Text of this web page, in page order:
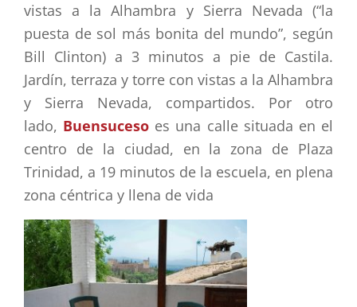
vistas a la Alhambra y Sierra Nevada (“la
puesta de sol más bonita del mundo”, según
Bill Clinton) a 3 minutos a pie de Castila.
Jardín, terraza y torre con vistas a la Alhambra
y Sierra Nevada, compartidos. Por otro
lado, Buensuceso es una calle situada en el
centro de la ciudad, en la zona de Plaza
Trinidad, a 19 minutos de la escuela, en plena
zona céntrica y llena de vida